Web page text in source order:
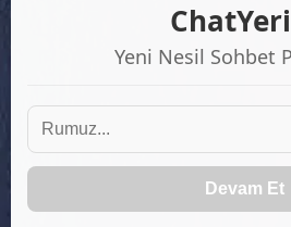
Yeni Nesil Sohbet
Devam Et